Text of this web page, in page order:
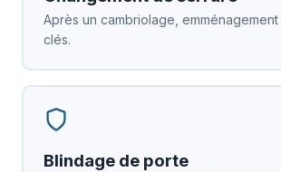
Après un cambriolage,
clés.
Blindage de porte